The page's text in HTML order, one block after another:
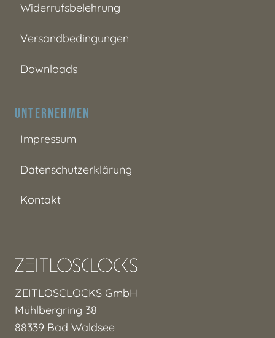
Widerrufsbelehrung
Versandbedingungen
Downloads
Unternehmen
Impressum
Datenschutzerklärung
Kontakt
ZEITLOSCLOCKS GmbH
Mühlbergring 38
88339 Bad Waldsee